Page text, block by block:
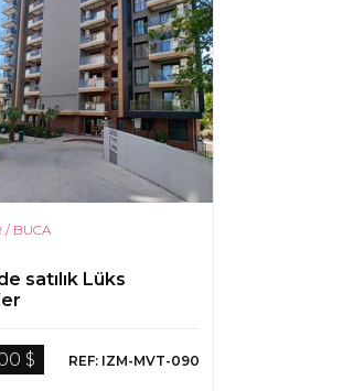
/ BUCA
satılık Lüks
$ REF: IZM-MVT-090